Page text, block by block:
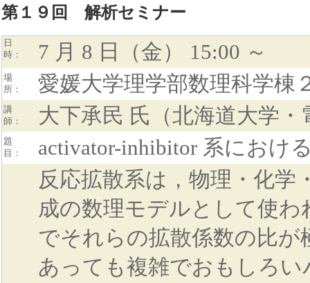
第１９回 解析セミナー
日
時：
7 月 8 日（金） 15:00 ～
場
所：
愛媛大学理学部数理科学棟
講
師：
大下承民 氏（北海道大学
題
目：
activator-inhibitor 系におけ
反応拡散系は，物理・化
成の数理モデルとして使
でそれらの拡散係数の比
あっても複雑でおもしろ